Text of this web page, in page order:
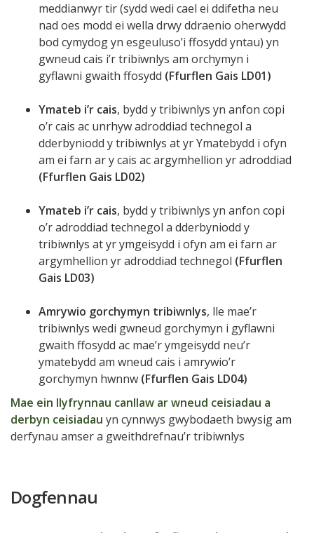
meddianwyr tir (sydd wedi cael ei ddifetha neu
nad oes modd ei wella drwy ddraenio oherwydd
bod cymydog yn esgeuluso’i ffosydd yntau) yn
gwneud cais i’r tribiwnlys am orchymyn i
gyflawni gwaith ffosydd (Ffurflen Gais LD01)
Ymateb i’r cais, bydd y tribiwnlys yn anfon copi
o’r cais ac unrhyw adroddiad technegol a
dderbyniodd y tribiwnlys at yr Ymatebydd i ofyn
am ei farn ar y cais ac argymhellion yr adroddiad
(Ffurflen Gais LD02)
Ymateb i’r cais, bydd y tribiwnlys yn anfon copi
o’r adroddiad technegol a dderbyniodd y
tribiwnlys at yr ymgeisydd i ofyn am ei farn ar
argymhellion yr adroddiad technegol (Ffurflen
Gais LD03)
Amrywio gorchymyn tribiwnlys, lle mae’r
tribiwnlys wedi gwneud gorchymyn i gyflawni
gwaith ffosydd ac mae’r ymgeisydd neu’r
ymatebydd am wneud cais i amrywio’r
gorchymyn hwnnw (Ffurflen Gais LD04)
Mae ein llyfrynnau canllaw ar wneud ceisiadau a
derbyn ceisiadau yn cynnwys gwybodaeth bwysig am
derfynau amser a gweithdrefnau’r tribiwnlys
Dogfennau